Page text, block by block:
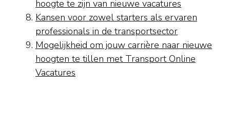
hoogte te zijn van nieuwe vacatures
Kansen voor zowel starters als ervaren
professionals in de transportsector
Mogelijkheid om jouw carrière naar nieuwe
hoogten te tillen met Transport Online
Vacatures